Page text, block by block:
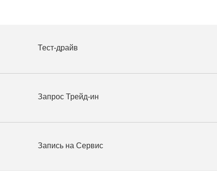
Тест-драйв
Запрос Трейд-ин
Запись на Сервис